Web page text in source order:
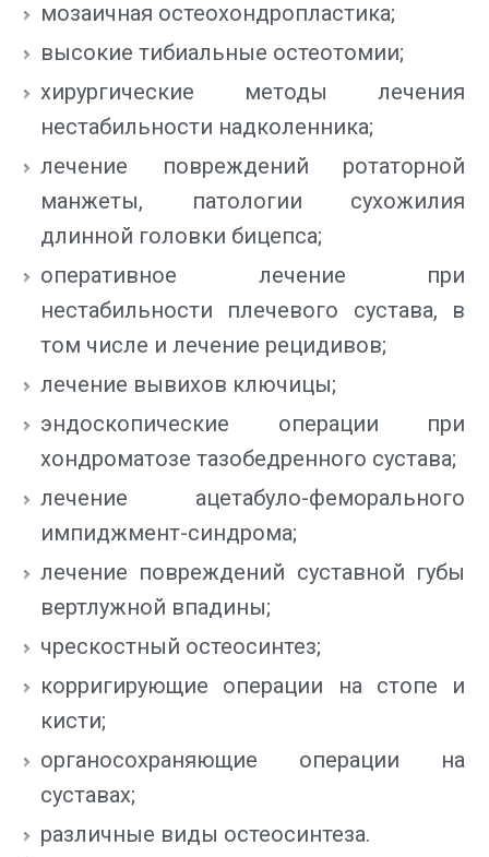
мозаичная остеохондропластика;
высокие тибиальные остеотомии;
хирургические методы лечения
нестабильности надколенника;
лечение повреждений ротаторной
манжеты, патологии сухожилия
длинной головки бицепса;
оперативное лечение при
нестабильности плечевого сустава, в
том числе и лечение рецидивов;
лечение вывихов ключицы;
эндоскопические операции при
хондроматозе тазобедренного сустава;
лечение ацетабуло-феморального
импиджмент-синдрома;
лечение повреждений суставной губы
вертлужной впадины;
чрескостный остеосинтез;
корригирующие операции на стопе и
кисти;
органосохраняющие операции на
суставах;
различные виды остеосинтеза.